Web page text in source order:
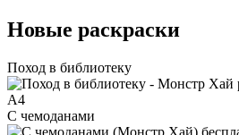
Новые раскраски
Поход в библиотеку
С чемоданами